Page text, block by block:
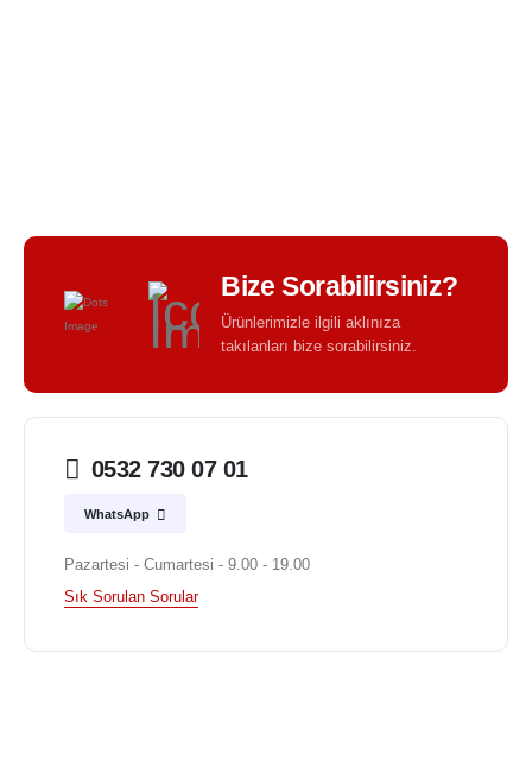
Bize Sorabilirsiniz?
Ürünlerimizle ilgili aklınıza
takılanları bize sorabilirsiniz.
0532 730 07 01
WhatsApp
Pazartesi - Cumartesi - 9.00 - 19.00
Sık Sorulan Sorular